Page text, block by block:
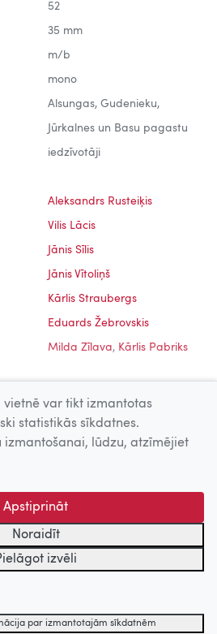
52
35 mm
m/b
mono
Alsungas, Gudenieku,
Jūrkalnes un Basu pagastu
iedzīvotāji
Aleksandrs Rusteiķis
Vilis Lācis
Jānis Sīlis
Jānis Vītoliņš
Kārlis Straubergs
Eduards Žebrovskis
Milda Zīlava, Kārlis Pabriks
Uz augšu
Kultūras informācijas sistēmu
Latvijas Valsts
vietnē var tikt izmantotas
statistikās sīkdatnes.
izmantošanai, lūdzu, atzīmējiet
Apstiprināt
Noraidīt
izvēli
par izmantotajām sīkdatnēm